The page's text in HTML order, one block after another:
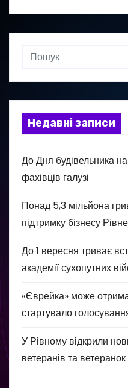
Недавні записи
До Дня будівельника
фахівців галузі
Понад 5,3 мільйона
підтримку бізнесу
До 1 вересня триває
академії сухопутних
«Єврейка» може
стартувало
У Рівному відкрили
ветеранів та ветеранок